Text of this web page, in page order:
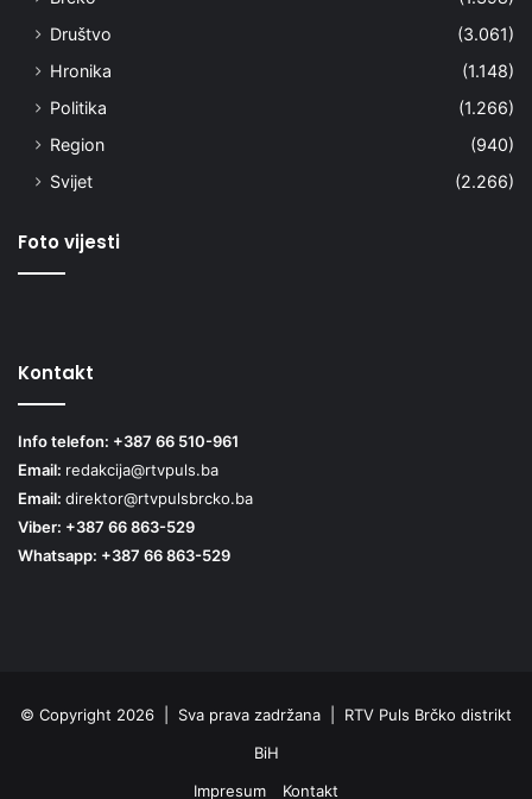
Društvo
(3.061)
Hronika
(1.148)
Politika
(1.266)
Region
(940)
Svijet
(2.266)
Foto vijesti
Kontakt
Info telefon: +387 66 510-961
Email: redakcija@rtvpuls.ba
Email: direktor@rtvpulsbrcko.ba
Viber: +387 66 863-529
Whatsapp: +387 66 863-529
© Copyright 2026 | Sva prava zadržana | RTV Puls Brčko distrikt
BiH
Impresum
Kontakt